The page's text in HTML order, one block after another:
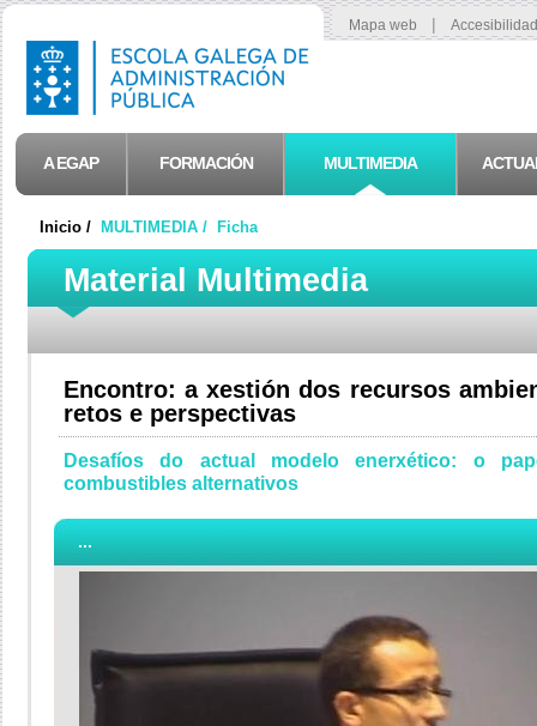
Mapa web |
A EGAP FORMACIÓN MULTIMEDIA
Inicio / MULTIMEDIA / Ficha
Material Multimedia
Encontro: a xestión dos recursos
retos e perspectivas
Desafíos do actual modelo enerxético: o
combustibles alternativos
...